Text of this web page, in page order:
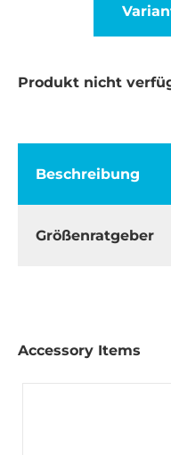
Produkt nicht
Beschreibung
Größenratgeber
Accessory Items